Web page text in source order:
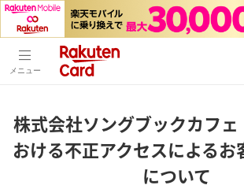
メニュー
株式会社ソングブックカフ
おける不正アクセスによるお
について